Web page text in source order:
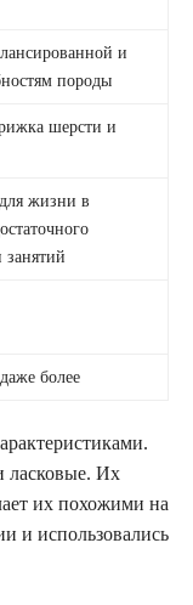
и
породы
шерсти и
жизни в
занятий
более
ласковые. Их
их похожими на
и использовались